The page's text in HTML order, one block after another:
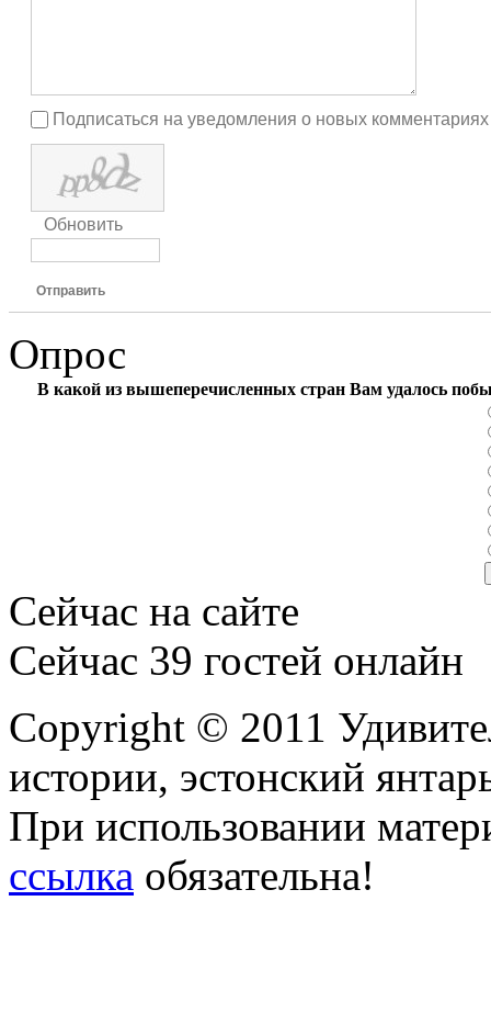
Подписаться на уведомления о новых комментариях
Обновить
Отправить
Опрос
В какой из вышеперечисленных стран Вам удалось
Сейчас на сайте
Сейчас 39 гостей онлайн
Copyright © 2011
истории, эстонский
При использовании
ссылка обязательна!